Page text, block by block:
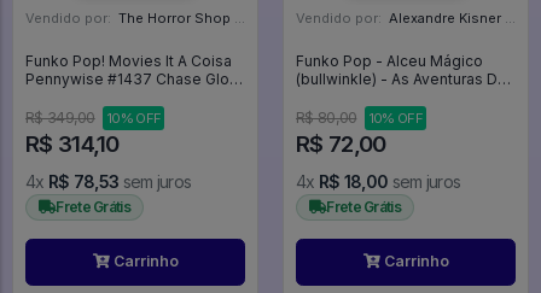
Vendido por: The Horror Shop - Colecionáveis - MG
Funko Pop! Movies It A Coisa
Pennywise #1437 Chase Glow
R$ 349,00
10% OFF
R$ 314,10
4x R$ 78,53 sem juros
Frete Grátis
Carrinho
Vendido por: Alexandre Kisner - PR
Funko Pop - Alceu Mágico
(bullwinkle) - As Aventuras De
R$ 80,00
10% OFF
R$ 72,00
4x R$ 18,00 sem juros
Frete Grátis
Carrinho